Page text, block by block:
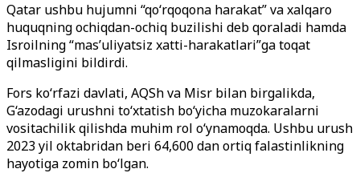
Qatar ushbu hujumni “qo‘rqoqona harakat” va xalqaro
huquqning ochiqdan-ochiq buzilishi deb qoraladi hamda
Isroilning “mas’uliyatsiz xatti-harakatlari”ga toqat
qilmasligini bildirdi.
Fors ko‘rfazi davlati, AQSh va Misr bilan birgalikda,
G‘azodagi urushni to‘xtatish bo‘yicha muzokaralarni
vositachilik qilishda muhim rol o‘ynamoqda. Ushbu urush
2023 yil oktabridan beri 64,600 dan ortiq falastinlikning
hayotiga zomin bo‘lgan.